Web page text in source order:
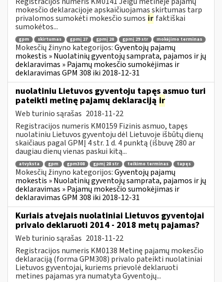
mokesčio deklaracijoje apskaičiuojamas skirtumas tarp
privalomos sumokėti mokesčio sumos ir faktiškai
sumokėtos...
gpm skirtumas gpmį 27 gpmį 28 gpmį 29 str mokėjimo terminas
Mokesčių žinyno kategorijos:Gyventojų pajamų
mokestis » Nuolatinių gyventojų samprata, pajamos ir jų
deklaravimas » Pajamų mokesčio sumokėjimas ir
deklaravimas GPM 308 iki 2018-12-31
nuolatiniu Lietuvos gyventoju tapęs asmuo turi
pateikti metinę pajamų deklaraciją ir
Web turinio sąrašas 2018-11-22
Registracijos numeris KM0159 Fizinis asmuo, tapęs
nuolatiniu Lietuvos gyventoju dėl Lietuvoje išbūtų dienų
skaičiaus pagal GPMĮ 4 str. 1 d. 4 punktą (išbuvę 280 ar
daugiau dienų vienas paskui kitą...
atvyksta gpm gpm308 gpmį 28 str teikimo terminas tapęs
Mokesčių žinyno kategorijos:Gyventojų pajamų
mokestis » Nuolatinių gyventojų samprata, pajamos ir jų
deklaravimas » Pajamų mokesčio sumokėjimas ir
deklaravimas GPM 308 iki 2018-12-31
Kuriais atvejais nuolatiniai Lietuvos gyventojai
privalo deklaruoti 2014 - 2018 metų pajamas?
Web turinio sąrašas 2018-11-22
Registracijos numeris KM0138 Metinę pajamų mokesčio
deklaraciją (forma GPM308) privalo pateikti nuolatiniai
Lietuvos gyventojai, kuriems prievolė deklaruoti
metines pajamas yra numatyta Gyventojų...